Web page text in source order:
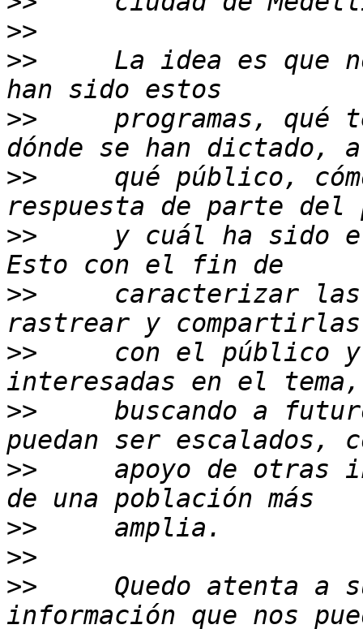
>>
>>
La idea es que
>>
programas, qué
>>
qué público,
>>
y cuál ha sido
>>
caracterizar
>>
con el público
>>
buscando a
>>
apoyo de otras
>>
>>
>>
Quedo atenta a